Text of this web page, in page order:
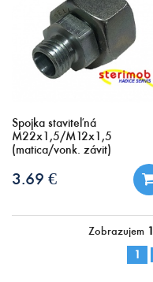
Spojka staviteľná
M22x1,5/M12x1,5
(matica/vonk. závit)
3.69 €
Zobrazujem 1
1